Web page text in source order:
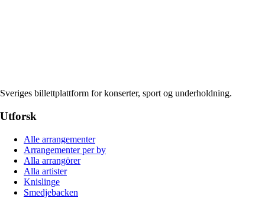
Sveriges billettplattform for konserter, sport og underholdning.
Utforsk
Alle arrangementer
Arrangementer per by
Alla arrangörer
Alla artister
Knislinge
Smedjebacken